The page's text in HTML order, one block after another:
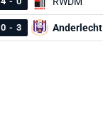
0 - 3 Anderlecht